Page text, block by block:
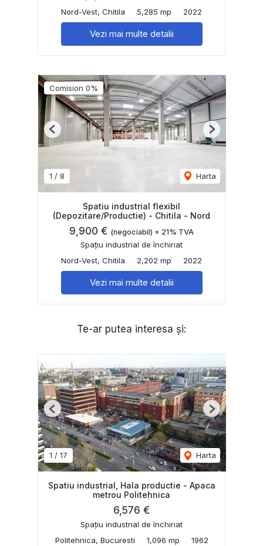
Nord-Vest, Chitila
5,285 mp 2022
Vezi mai multe detalii
Comision 0%
1 / 8 Harta
Previous Next
Spatiu industrial flexibil
(Depozitare/Productie) - Chitila - Nord
9,900 € (negociabil) + 21% TVA
Spațiu industrial de închiriat
Nord-Vest, Chitila
2,202 mp 2022
Vezi mai multe detalii
Te-ar putea interesa și:
1 / 17 Harta
Previous Next
Spatiu industrial, Hala productie - Apaca
metrou Politehnica
6,576 €
Spațiu industrial de închiriat
Politehnica, Bucuresti
1,096 mp 1962